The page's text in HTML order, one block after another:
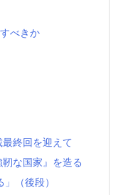
べきか
終回を迎えて
な国家』を造る
（後段）